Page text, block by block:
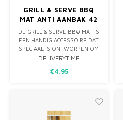
GRILL & SERVE BBQ
MAT ANTI AANBAK 42
X 36
DE GRILL & SERVE BBQ MAT IS
EEN HANDIG ACCESSOIRE DAT
SPECIAAL IS ONTWORPEN OM
HET GRILLEN EN BARBECUEN
MET EEN AFMETING VAN 42 X
BERE
DELIVERYTIME
€4,95